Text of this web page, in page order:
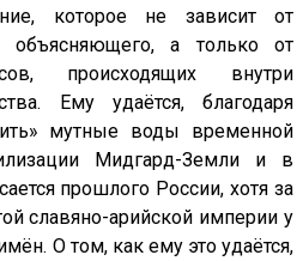
которое не зависит от
а только от
происходящих внутри
Ему удаётся, благодаря
мутные воды временной
Мидгард-Земли и в
прошлого России, хотя за
славяно-арийской империи у
О том, как ему это удаётся,